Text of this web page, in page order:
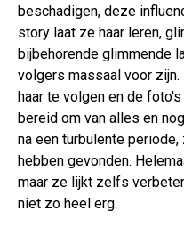
beschadigen, deze
story laat ze haar leren,
bijbehorende glimmende
volgers massaal voor
haar te volgen en de
bereid om van alles en
na een turbulente
hebben gevonden.
maar ze lijkt zelfs
niet zo heel erg.